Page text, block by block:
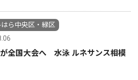
はら中央区・緑区
が全国大会へ 水泳 ルネサンス相模